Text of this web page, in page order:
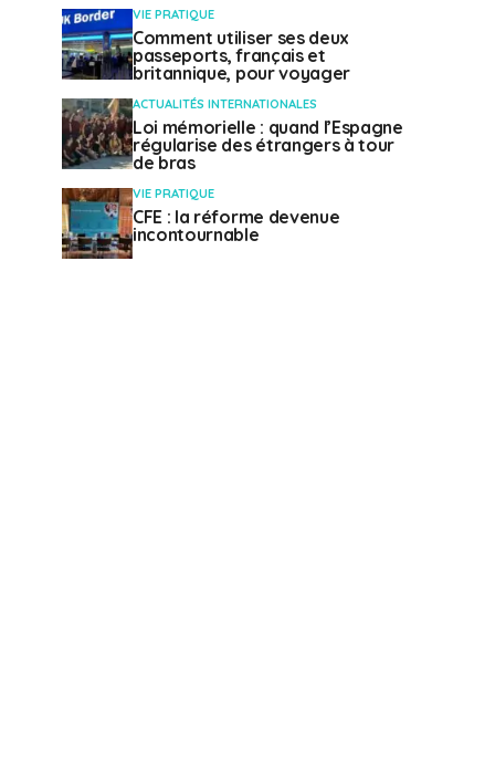
VIE PRATIQUE
Comment utiliser ses deux
passeports, français et
britannique, pour voyager
ACTUALITÉS INTERNATIONALES
Loi mémorielle : quand l’Espagne
régularise des étrangers à tour
de bras
VIE PRATIQUE
CFE : la réforme devenue
incontournable